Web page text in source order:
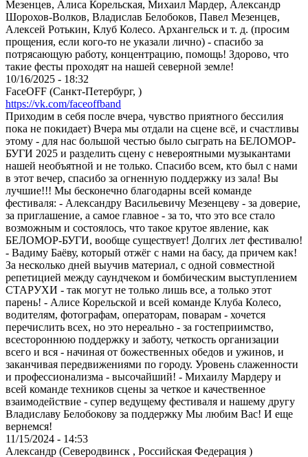
Мезенцев, Алиса Корельская, Михаил Мардер, Александр
Шорохов-Волков, Владислав Белобоков, Павел Мезенцев,
Алексей Ротькин, Клуб Колесо. Архангельск и т. д. (просим
прощения, если кого-то не указали лично) - спасибо за
потрясающую работу, концентрацию, помощь! Здорово, что
такие фесты проходят на нашей северной земле!
10/16/2025 - 18:32
FaceOFF (Санкт-Петербург, )
https://vk.com/faceoffband
Приходим в себя после вчера, чувство приятного бессилия
пока не покидает) Вчера мы отдали на сцене всё, и счастливы
этому - для нас большой честью было сыграть на БЕЛОМОР-
БУГИ 2025 и разделить сцену с невероятными музыкантами
нашей необъятной и не только. Спасибо всем, кто был с нами
в этот вечер, спасибо за огненную поддержку из зала! Вы
лучшие!!! Мы бесконечно благодарны всей команде
фестиваля: - Александру Васильевичу Мезенцеву - за доверие,
за приглашение, а самое главное - за то, что это все стало
возможным и состоялось, что такое крутое явление, как
БЕЛОМОР-БУГИ, вообще существует! Долгих лет фестивалю!
- Вадиму Баёву, который отжёг с нами на басу, да причем как!
За несколько дней выучив материал, с одной совместной
репетицией между саундчеком и бомбическим выступлением
СТАРУХИ - так могут не только лишь все, а только этот
парень! - Алисе Корельской и всей команде Клуба Колесо,
водителям, фотографам, операторам, поварам - хочется
перечислить всех, но это нереально - за гостеприимство,
всестороннюю поддержку и заботу, четкость организации
всего и вся - начиная от божественных обедов и ужинов, и
заканчивая передвижениями по городу. Уровень слаженности
и профессионализма - высочайший! - Михаилу Мардеру и
всей команде техников сцены за четкое и качественное
взаимодействие - супер ведущему фестиваля и нашему другу
Владиславу Белобокову за поддержку Мы любим Вас! И еще
вернемся!
11/15/2024 - 14:53
Александр (Северодвинск , Российская Федерация )